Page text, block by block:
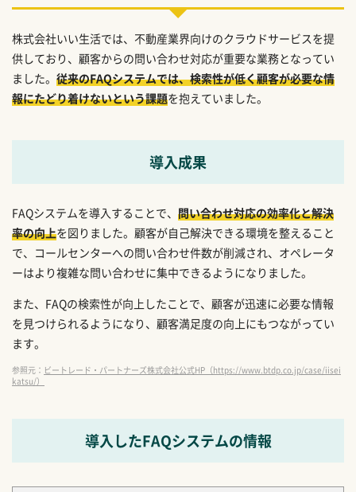
株式会社いい生活では、不動産業界向けのクラウドサービスを提
供しており、顧客からの問い合わせ対応が重要な業務となってい
ました。 従来のFAQシステムでは、検索性が低く顧客が必要な情
報にたどり着けないという課題を抱えていました。
導入成果
FAQシステムを導入することで、 問い合わせ対応の効率化と解決
率の向上を図りました。顧客が自己解決できる環境を整えること
で、コールセンターへの問い合わせ件数が削減され、オペレータ
ーはより複雑な問い合わせに集中できるようになりました。
また、FAQの検索性が向上したことで、顧客が迅速に必要な情報
を見つけられるようになり、顧客満足度の向上にもつながってい
ます。
参照元： ビートレード・パートナーズ株式会社公式HP（https://www.btdp.co.jp/case/iisei
katsu/）
導入したFAQシステムの情報